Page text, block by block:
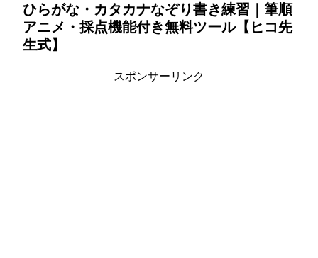
ひらがな・カタカナなぞり書き練習｜筆順
アニメ・採点機能付き無料ツール【ヒコ先
生式】
スポンサーリンク